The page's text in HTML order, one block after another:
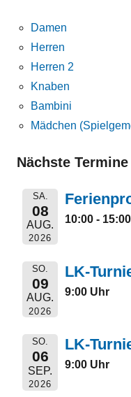
Damen
Herren
Herren 2
Knaben
Bambini
Mädchen
Nächste Termine
SA.
08
AUG.
2026
10:00 -
SO.
09
AUG.
2026
LK-
9:00 Uhr
SO.
06
SEP.
2026
LK-
9:00 Uhr